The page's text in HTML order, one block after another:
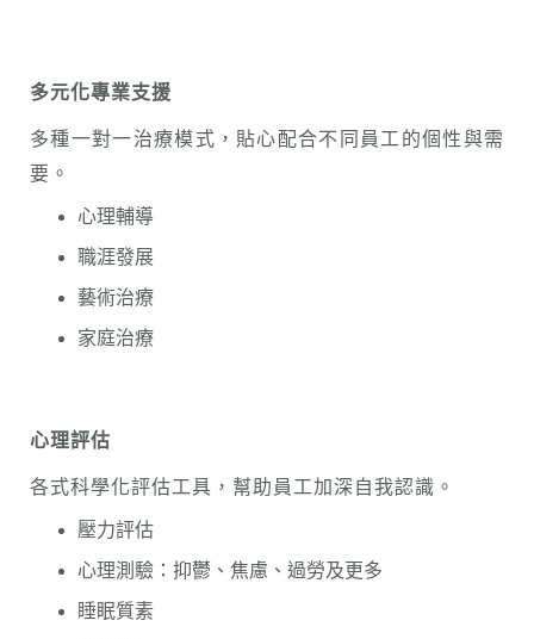
多元化專業支援
多種一對一治療模式，貼心配合不同員工的個性與需
要。
心理輔導
職涯發展
藝術治療
家庭治療
心理評估
各式科學化評估工具，幫助員工加深自我認識。
壓力評估
心理測驗：抑鬱、焦慮、過勞及更多
睡眠質素